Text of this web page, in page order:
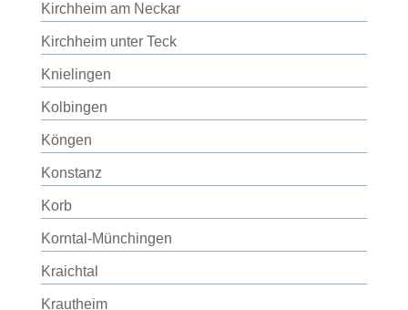
Kirchheim am Neckar
Kirchheim unter Teck
Knielingen
Kolbingen
Köngen
Konstanz
Korb
Korntal-Münchingen
Kraichtal
Krautheim